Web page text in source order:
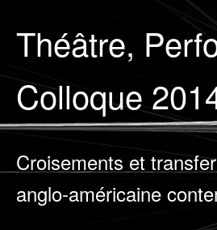
Théâtre,
Colloque
Croisements et
anglo-américaine